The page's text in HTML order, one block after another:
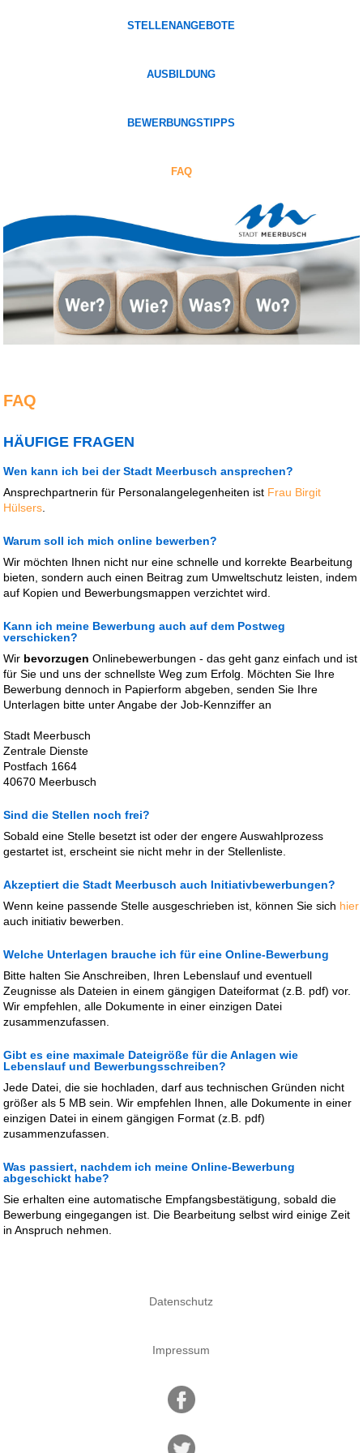
STELLENANGEBOTE
AUSBILDUNG
BEWERBUNGSTIPPS
FAQ
FAQ
HÄUFIGE FRAGEN
Wen kann ich bei der Stadt Meerbusch ansprechen?
Ansprechpartnerin für Personalangelegenheiten ist Frau Birgit
Hülsers
Warum soll ich mich online bewerben?
Wir möchten Ihnen nicht nur eine schnelle und korrekte Bearbeitung
bieten, sondern auch einen Beitrag zum Umweltschutz leisten, indem
auf Kopien und Bewerbungsmappen verzichtet wird.
Kann ich meine Bewerbung auch auf dem Postweg
verschicken?
Wir bevorzugenOnlinebewerbungen - das geht ganz einfach und ist
für Sie und uns der schnellste Weg zum Erfolg. Möchten Sie Ihre
Bewerbung dennoch in Papierform abgeben, senden Sie Ihre
Unterlagen bitte unter Angabe der Job-Kennziffer an
Stadt Meerbusch
Zentrale Dienste
Postfach 1664
40670 Meerbusch
Sind die Stellen noch frei?
Sobald eine Stelle besetzt ist oder der engere Auswahlprozess
gestartet ist, erscheint sie nicht mehr in der Stellenliste.
Akzeptiert die Stadt Meerbusch auch Initiativbewerbungen?
Wenn keine passende Stelle ausgeschrieben ist, können Sie sich hier
auch initiativ bewerben.
Welche Unterlagen brauche ich für eine Online-Bewerbung
Bitte halten Sie Anschreiben, Ihren Lebenslauf und eventuell
Zeugnisse als Dateien in einem gängigen Dateiformat (z.B. pdf) vor.
Wir empfehlen, alle Dokumente in einer einzigen Datei
zusammenzufassen.
Gibt es eine maximale Dateigröße für die Anlagen wie
Lebenslauf und Bewerbungsschreiben?
Jede Datei, die sie hochladen, darf aus technischen Gründen nicht
größer als 5 MB sein. Wir empfehlen Ihnen, alle Dokumente in einer
einzigen Datei in einem gängigen Format (z.B. pdf)
zusammenzufassen.
Was passiert, nachdem ich meine Online-Bewerbung
abgeschickt habe?
Sie erhalten eine automatische Empfangsbestätigung, sobald die
Bewerbung eingegangen ist. Die Bearbeitung selbst wird einige Zeit
in Anspruch nehmen.
Datenschutz
Impressum